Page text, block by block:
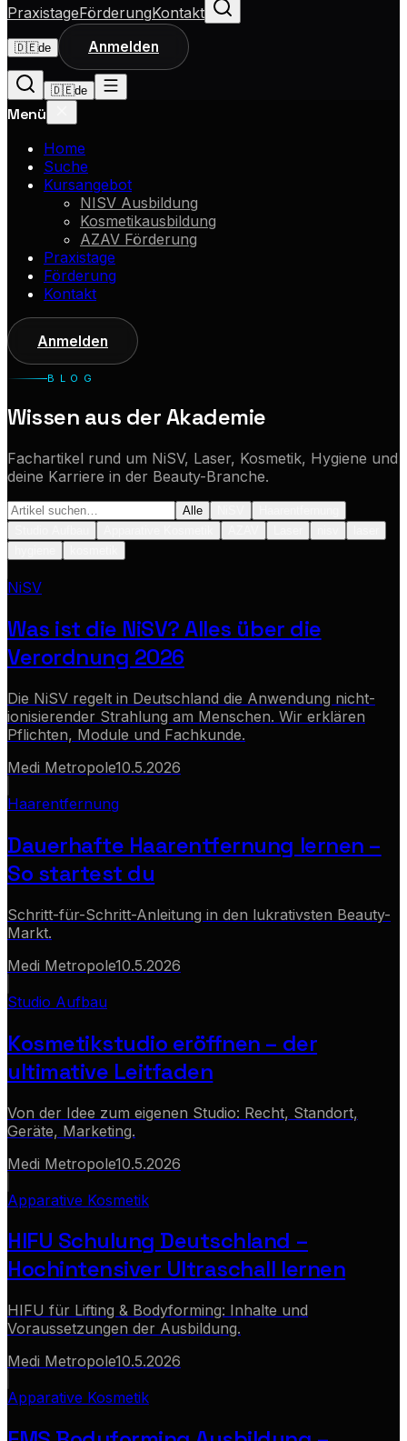
PraxistageFörderungKontakt
🇩🇪de Anmelden
🇩🇪de
Menü
Home
Suche
Kursangebot
NISV Ausbildung
Kosmetikausbildung
AZAV Förderung
Praxistage
Förderung
Kontakt
Anmelden
BLOG
Wissen aus der Akademie
Fachartikel rund um NiSV, Laser, Kosmetik, Hygiene und
deine Karriere in der Beauty-Branche.
Alle
NiSV
Was ist die NiSV? Alles über die
Verordnung 2026
Die NiSV regelt in Deutschland die Anwendung nicht-
ionisierender Strahlung am Menschen. Wir erklären
Pflichten, Module und Fachkunde.
Medi Metropole10.5.2026
Haarentfernung
Dauerhafte Haarentfernung lernen –
So startest du
Schritt-für-Schritt-Anleitung in den lukrativsten Beauty-
Markt.
Medi Metropole10.5.2026
Studio Aufbau
Kosmetikstudio eröffnen – der
ultimative Leitfaden
Von der Idee zum eigenen Studio: Recht, Standort,
Geräte, Marketing.
Medi Metropole10.5.2026
Apparative Kosmetik
HIFU Schulung Deutschland –
Hochintensiver Ultraschall lernen
HIFU für Lifting & Bodyforming: Inhalte und
Voraussetzungen der Ausbildung.
Medi Metropole10.5.2026
Apparative Kosmetik